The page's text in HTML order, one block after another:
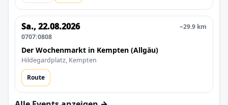
Sa., 22.08.2026
0707:0808
~29.9 km
Der Wochenmarkt in Kempten (Allgäu)
Hildegardplatz, Kempten
Route